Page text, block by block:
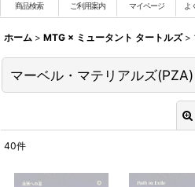
商品検索 ご利用案内 マイページ よ
ホーム > MTG × ミュータント タートルズ >
マーベル・マテリアルズ(PZA)
40件